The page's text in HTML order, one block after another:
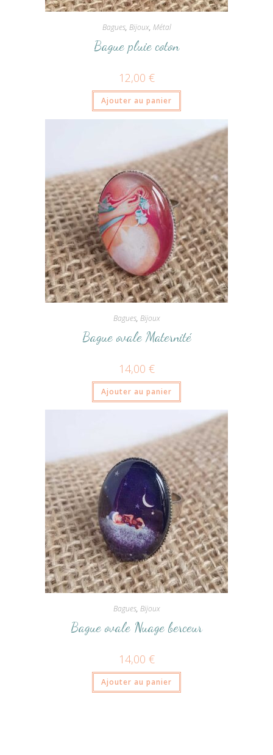
Bagues, Bijoux, Métal
Bague pluie coton
12,00 €
Ajouter au panier
Bagues, Bijoux
Bague ovale Maternité
14,00 €
Ajouter au panier
Bagues, Bijoux
Bague ovale Nuage berceur
14,00 €
Ajouter au panier